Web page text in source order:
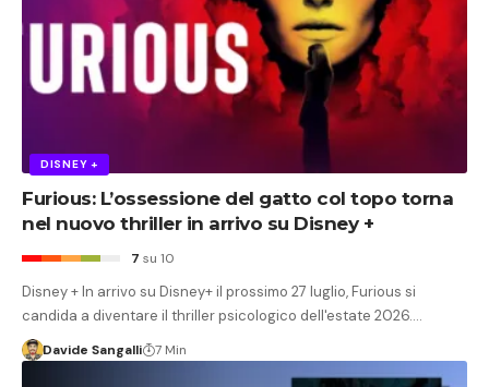
DISNEY +
Furious: L’ossessione del gatto col topo torna
nel nuovo thriller in arrivo su Disney +
7 su 10
Disney + In arrivo su Disney+ il prossimo 27 luglio, Furious si
candida a diventare il thriller psicologico dell'estate 2026.…
Davide Sangalli 7 Min